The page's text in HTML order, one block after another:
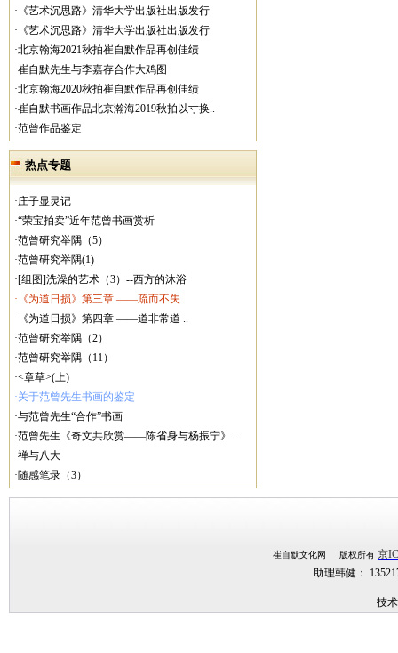
·《艺术沉思路》清华大学出版社出版发行
·《艺术沉思路》清华大学出版社出版发行
·北京翰海2021秋拍崔自默作品再创佳绩
·崔自默先生与李嘉存合作大鸡图
·北京翰海2020秋拍崔自默作品再创佳绩
·崔自默书画作品北京瀚海2019秋拍以寸换..
·范曾作品鉴定
热点专题
·庄子显灵记
·“荣宝拍卖”近年范曾书画赏析
·范曾研究举隅（5）
·范曾研究举隅(1)
·[组图]洗澡的艺术（3）--西方的沐浴
·《为道日损》第三章 ——疏而不失
·《为道日损》第四章 ——道非常道 ..
·范曾研究举隅（2）
·范曾研究举隅（11）
·<章草>(上)
·关于范曾先生书画的鉴定
·与范曾先生“合作”书画
·范曾先生《奇文共欣赏——陈省身与杨振宁》..
·禅与八大
·随感笔录（3）
崔自默文化网 版权所有 京
助理韩健：
技